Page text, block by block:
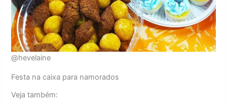
@hevelaine
Festa na caixa para namorados
Veja também: